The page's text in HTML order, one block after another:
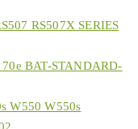
RS507X SERIES
BAT-STANDARD-
W550 W550s